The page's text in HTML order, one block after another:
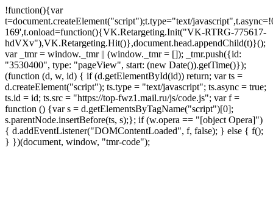
!function(){var
t=document.createElement("script");t.type="text/
169',t.onload=function(){VK.Retargeting.Init("VK-RTRG-775617-
hdVXv"),VK.Retargeting.Hit()},document.head.appendChild(t)}();
var _tmr = window._tmr || (window._tmr = []); _tmr.push({id:
"3530400", type: "pageView", start: (new Date()).getTime()});
(function (d, w, id) { if (d.getElementById(id)) return; var ts =
d.createElement("script"); ts.type = "text/javascript"; ts.async = true;
ts.id = id; ts.src = "https://top-fwz1.mail.ru/js/code.js"; var f =
function () {var s = d.getElementsByTagName("script")[0];
s.parentNode.insertBefore(ts, s);}; if (w.opera == "[object Opera]")
{ d.addEventListener("DOMContentLoaded", f, false); } else { f();
} })(document, window, "tmr-code");